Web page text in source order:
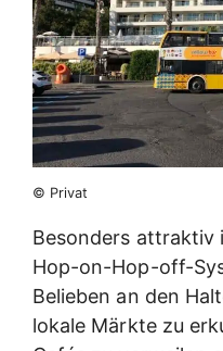
© Privat
Besonders attraktiv
Hop-on-Hop-off-
Belieben an den
lokale Märkte zu